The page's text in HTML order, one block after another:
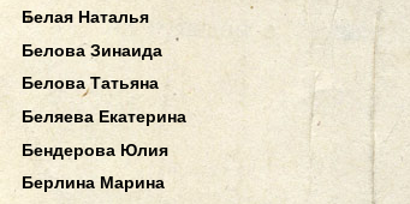
Белая Наталья
Белова Зинаида
Белова Татьяна
Беляева Екатерина
Бендерова Юлия
Берлина Марина